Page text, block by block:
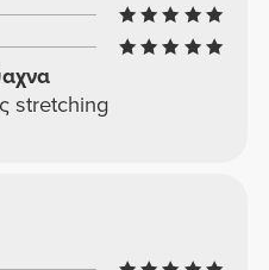
stretching